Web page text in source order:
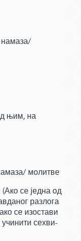
њим, на
молитве
се једна од
разлога
се изостави
сехви-